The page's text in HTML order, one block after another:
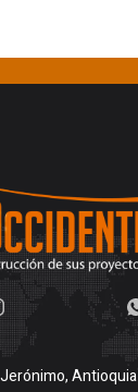
Antioquia